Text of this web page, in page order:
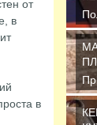
от
в
в